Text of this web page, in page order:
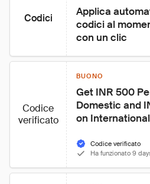
Codici
Applica
codici al
con un clic
Codice
verificato
BUONO
Get INR 500
Domestic and
on International
Codice verificato
Ha funzionato 9